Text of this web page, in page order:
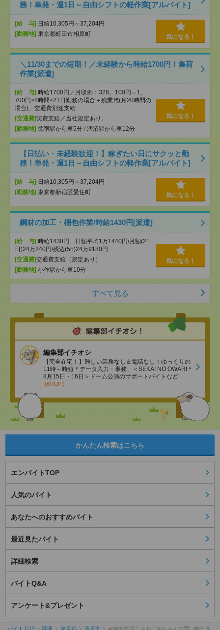
務！単発・週1日～自由シフトの軽作業[アルバイト]
[給 与] 日給10,305円～37,204円
[勤務地] 東京都町田市相原町 気になる！
＼11/30までの短期！／未経験から時給1700円！集荷
作業[派遣]
[給 与] 時給1700円／月収例：328、100円＝1、
700円×8時間×21日勤務の場合＋残業代(月20時間の
場合)、交通費別途支給
[交通費]実費支給／当社規定あり。
[勤務地] 徳宿駅から車5分 / 涸沼駅から車12分
気になる！
【日払い・未経験歓迎！】稼ぎたい日にサクッと勤
務！単発・週1日～自由シフトの軽作業[アルバイト]
[給 与] 日給10,305円～37,204円
[勤務地] 東京都新宿区愛住町 気になる！
鋼材の加工・梱包作業/時給1430円[派遣]
[給 与] 時給1430円 日額平均1万1440円/月額(21
日)24万240円/残込(5h)24万9180円
[交通費]交通費支給（規定あり）
[勤務地] 小作駅から車10分
気になる！
すべて見る
編集部イチオシ
【完全在宅！】難しい業務なし＆電話なし！ゆっくりの
11時～時短＊データ入力・事務、＜SEKAI NO OWARI＊
8月15日・16日＞ドーム公演のサポートバイトなど
(8/7UP!)
かんたん検索はこちら
エンバイトTOP
人気のバイト
あなたへのおすすめバイト
最近見たバイト
詳細検索
バイトQ&A
アンケート&プレゼント
バイトTOP 関東 東京都 清瀬市 ≪時短歓迎！≫おばあちゃんの買い物付き